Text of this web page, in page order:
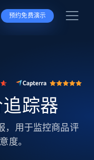
预约免费演示
踪器
，用于监控商品评
度。